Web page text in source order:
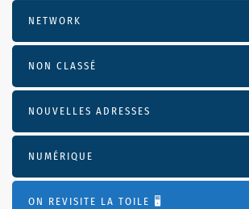
NETWORK
NON CLASSÉ
NOUVELLES ADRESSES
NUMÉRIQUE
ON REVISITE LA TOILE 🖥️